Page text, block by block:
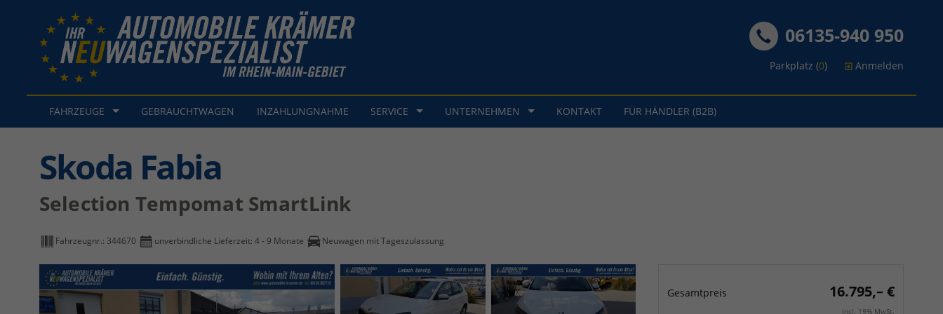
06135-940 950
Parkplatz (0) Anmelden
FAHRZEUGE GEBRAUCHTWAGEN INZAHLUNGNAHME SERVICE UNTERNEHMEN KONTAKT FÜR HÄNDLER (B2B)
Skoda Fabia
Selection Tempomat SmartLink
Fahrzeugnr.: 344670 unverbindliche Lieferzeit: 4 - 9 Monate Neuwagen mit Tageszulassung
Gesamtpreis 16.795,– €
incl. 19% MwSt.